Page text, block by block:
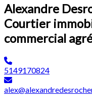
Alexandre
Courtier
commercial
5149170824